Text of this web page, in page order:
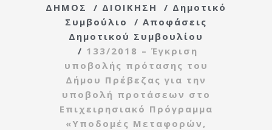
ΔΗΜΟΣ / ΔΙΟΙΚΗΣΗ / Δημοτικό
Συμβούλιο
/ Αποφάσεις
Δημοτικού Συμβουλίου
/ 133/2018 – Έγκριση
υποβολής πρότασης του
Δήμου Πρέβεζας για την
υποβολή προτάσεων στο
Επιχειρησιακό Πρόγραμμα
«Υποδομές Μεταφορών,